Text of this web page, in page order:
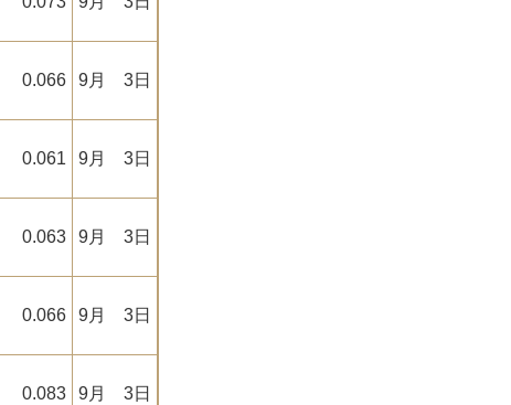
0.066 9月 3日
0.061 9月 3日
0.063 9月 3日
0.066 9月 3日
0.083 9月 3日